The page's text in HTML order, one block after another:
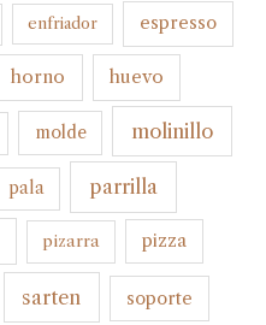
enfriador espresso
horno huevo
molde molinillo
pala parrilla
pizarra pizza
sarten soporte